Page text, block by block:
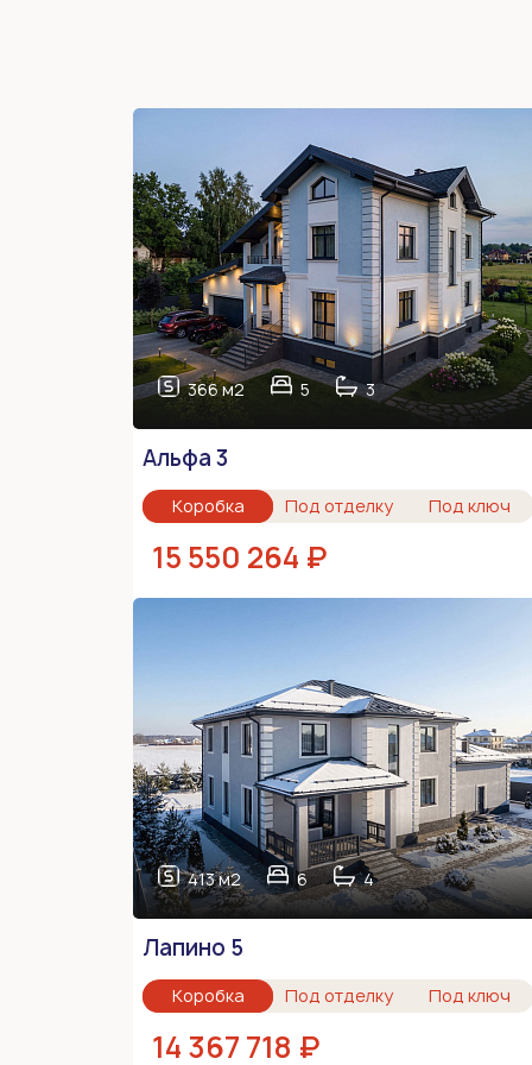
366 м2 5 3
Альфа 3
Коробка Под отделку Под ключ
15 550 264 ₽
413 м2 6 4
Лапино 5
Коробка Под отделку Под ключ
14 367 718 ₽